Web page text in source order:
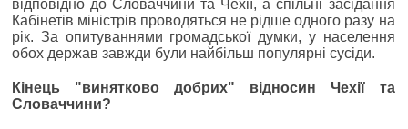
відповідно до Словаччини та Чехії, а спільні засідання
Кабінетів міністрів проводяться не рідше одного разу на
рік. За опитуваннями громадської думки, у населення
обох держав завжди були найбільш популярні сусіди.
Кінець "винятково добрих" відносин Чехії та
Словаччини?